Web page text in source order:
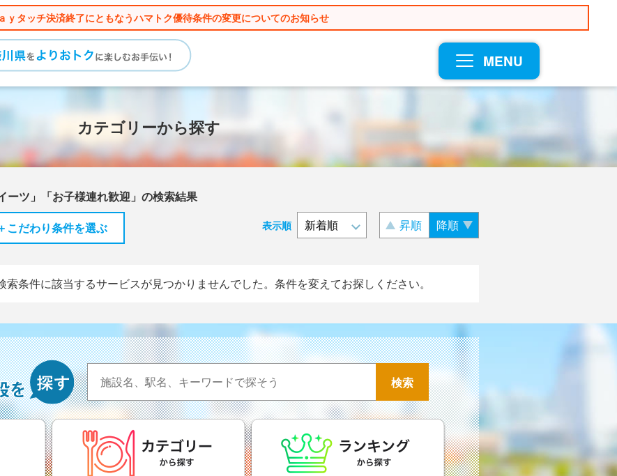
ｙタッチ決済終了にともなうハマトク優待条件の変更についてのお知らせ
MENU
カテゴリーから探す
ーツ」「お子様連れ歓迎」の検索結果
こだわり条件を選ぶ 表示順 昇順 降順
条件に該当するサービスが見つかりませんでした。条件を変えてお探しください。